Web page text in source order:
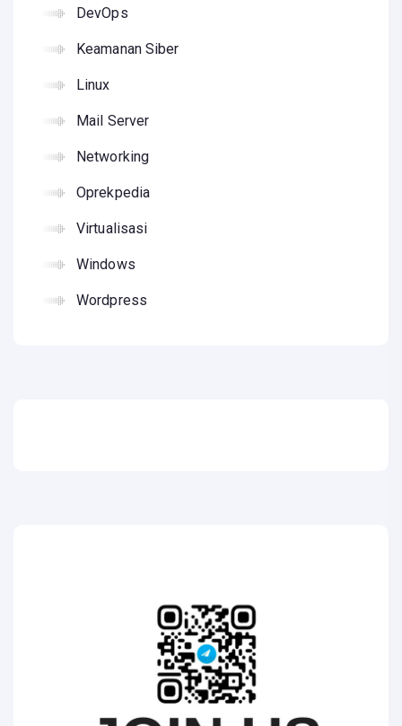
DevOps
Keamanan Siber
Linux
Mail Server
Networking
Oprekpedia
Virtualisasi
Windows
Wordpress